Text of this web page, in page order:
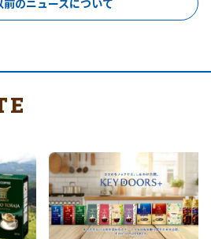
前のニュースについて